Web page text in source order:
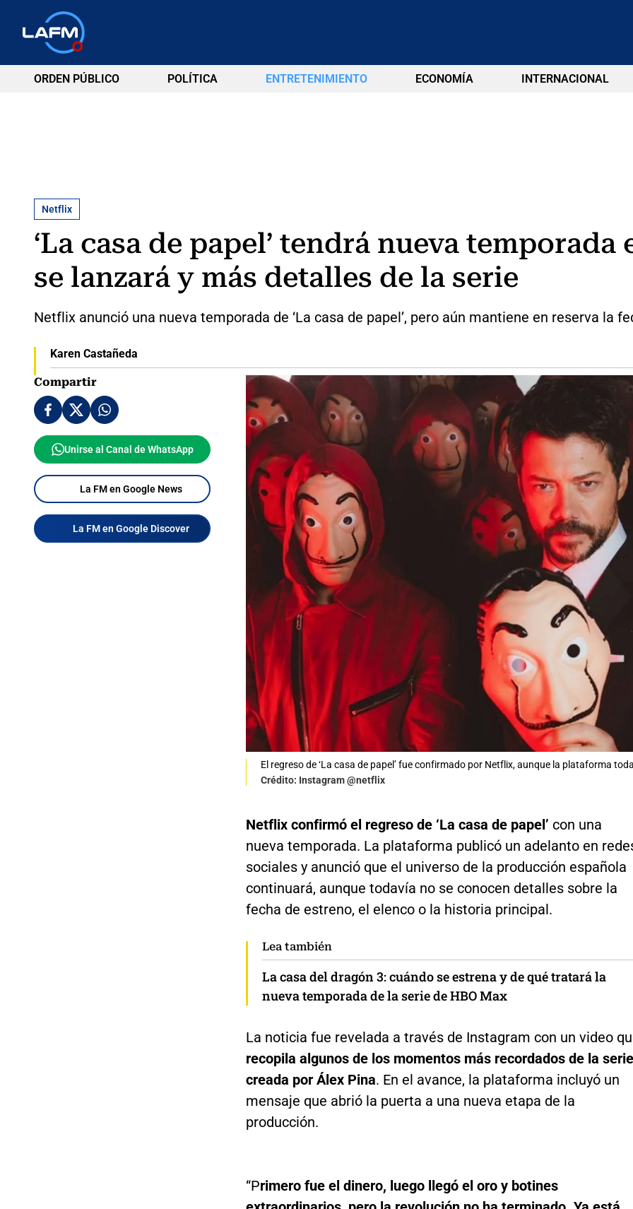
ORDEN PÚBLICO POLÍTICA ENTRETENIMIENTO ECONOMÍA INTERNACIONAL
Netflix
‘La casa de papel’ tendrá nueva
se lanzará y más detalles de la serie
Netflix anunció una nueva temporada de ‘La casa de papel’, pero aún mantiene en reserva la
Karen Castañeda
Compartir
Unirse al Canal de WhatsApp
La FM en Google News
La FM en Google Discover
El regreso de ‘La casa de papel’ fue confirmado por Netflix, aunque la plataforma
Crédito: Instagram @netflix
Netflix confirmó el regreso de ‘La casa de papel’ con una
nueva temporada. La plataforma publicó un adelanto en
sociales y anunció que el universo de la producción española
continuará, aunque todavía no se conocen detalles sobre la
fecha de estreno, el elenco o la historia principal.
Lea también
La casa del dragón 3: cuándo se estrena y de qué tratará la
nueva temporada de la serie de HBO Max
La noticia fue revelada a través de Instagram con un video
recopila algunos de los momentos más recordados de la serie
creada por Álex Pina. En el avance, la plataforma incluyó un
mensaje que abrió la puerta a una nueva etapa de la
producción.
“Primero fue el dinero, luego llegó el oro y botines